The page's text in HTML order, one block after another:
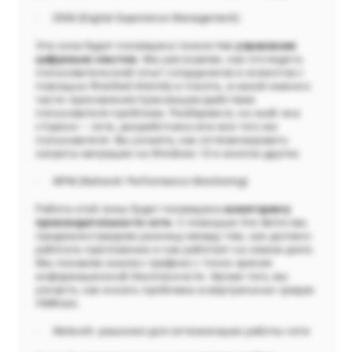
· DEM (Digital Experience Management)
Эта зона будет посвящена тонкостямуправления
цифровым опытом.
Мы расскажем, как отследить
пользовательский опыт сотрудников и клиентов c
помощью Riverbed Aternity и понять, в какой именно
части приложения/транзакции/действии
пользователя проблема. Разберемся, на чьей она
стороне – сети, разработчика или все того же
пользователя. Вы узнаете, как оптимизировать
затраты миграции на Windows 10 и многое другое.
· NPM (Network Performance Monitoring)
Работа этой зоны будет посвященамониторингу
производительности сети.
С помощью live demo мы
продемонстрируем разницу между тем, как должно
работать приложение и как работает на самом деле.
Мы покажем анализ трафика с точки зрения
информационной безопасности. Кроме того, вы
узнаете, как искать проблемы в виртуальных средах
VMWare.
· Network: решения для оптимизации работы сети